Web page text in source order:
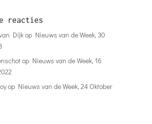
reacties
Dijkop Nieuws van de Week, 30
op Nieuws van de Week, 16
op Nieuws van de Week, 24 Oktober